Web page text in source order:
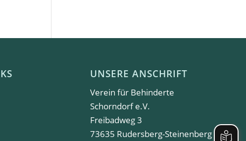
UNSERE ANSCHRIFT
Verein für Behinderte
Schorndorf e.V.
Freibadweg 3
73635 Rudersberg-Steinenberg